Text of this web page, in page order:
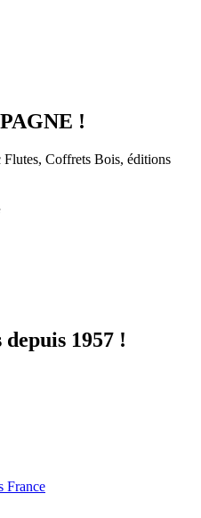
!
Coffrets Bois, éditions
1957 !
France